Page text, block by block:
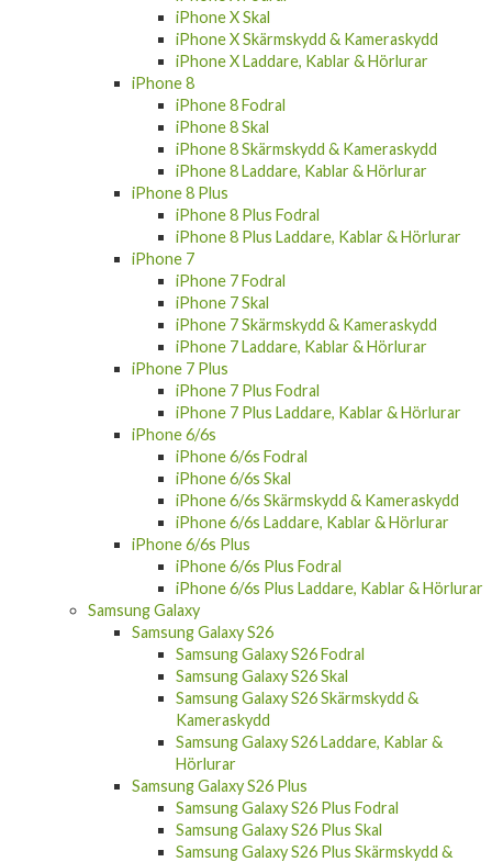
iPhone X Skal
iPhone X Skärmskydd & Kameraskydd
iPhone X Laddare, Kablar & Hörlurar
iPhone 8
iPhone 8 Fodral
iPhone 8 Skal
iPhone 8 Skärmskydd & Kameraskydd
iPhone 8 Laddare, Kablar & Hörlurar
iPhone 8 Plus
iPhone 8 Plus Fodral
iPhone 8 Plus Laddare, Kablar & Hörlurar
iPhone 7
iPhone 7 Fodral
iPhone 7 Skal
iPhone 7 Skärmskydd & Kameraskydd
iPhone 7 Laddare, Kablar & Hörlurar
iPhone 7 Plus
iPhone 7 Plus Fodral
iPhone 7 Plus Laddare, Kablar & Hörlurar
iPhone 6/6s
iPhone 6/6s Fodral
iPhone 6/6s Skal
iPhone 6/6s Skärmskydd & Kameraskydd
iPhone 6/6s Laddare, Kablar & Hörlurar
iPhone 6/6s Plus
iPhone 6/6s Plus Fodral
iPhone 6/6s Plus Laddare, Kablar & Hörlurar
Samsung Galaxy
Samsung Galaxy S26
Samsung Galaxy S26 Fodral
Samsung Galaxy S26 Skal
Samsung Galaxy S26 Skärmskydd &
Kameraskydd
Samsung Galaxy S26 Laddare, Kablar &
Hörlurar
Samsung Galaxy S26 Plus
Samsung Galaxy S26 Plus Fodral
Samsung Galaxy S26 Plus Skal
Samsung Galaxy S26 Plus Skärmskydd &